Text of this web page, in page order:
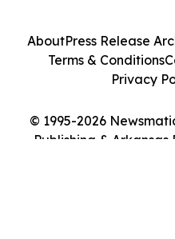
© 1995-2026
Publishing & Arkansas
AboutPress Release
Terms & Conditions
Privacy